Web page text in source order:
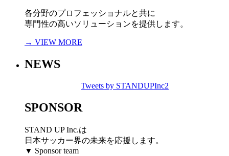
各分野のプロフェッショナルと共に
専門性の高いソリューションを提供します。
→ VIEW MORE
NEWS
Tweets by STANDUPInc2
SPONSOR
STAND UP Inc.は
日本サッカー界の未来を応援します。
▼ Sponsor team